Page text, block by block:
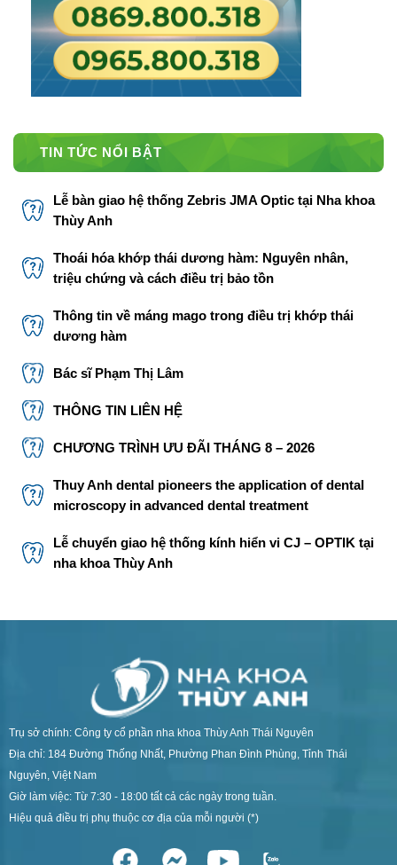
TIN TỨC NỔI BẬT
Lễ bàn giao hệ thống Zebris JMA Optic tại Nha khoa
Thùy Anh
Thoái hóa khớp thái dương hàm: Nguyên nhân,
triệu chứng và cách điều trị bảo tồn
Thông tin về máng mago trong điều trị khớp thái
dương hàm
Bác sĩ Phạm Thị Lâm
THÔNG TIN LIÊN HỆ
CHƯƠNG TRÌNH ƯU ĐÃI THÁNG 8 – 2026
Thuy Anh dental pioneers the application of dental
microscopy in advanced dental treatment
Lễ chuyển giao hệ thống kính hiển vi CJ – OPTIK tại
nha khoa Thùy Anh
Trụ sở chính: Công ty cổ phần nha khoa Thùy Anh Thái Nguyên
Địa chỉ: 184 Đường Thống Nhất, Phường Phan Đình Phùng, Tỉnh Thái
Nguyên, Việt Nam
Giờ làm việc: Từ 7:30 - 18:00 tất cả các ngày trong tuần.
Hiệu quả điều trị phụ thuộc cơ địa của mỗi người (*)